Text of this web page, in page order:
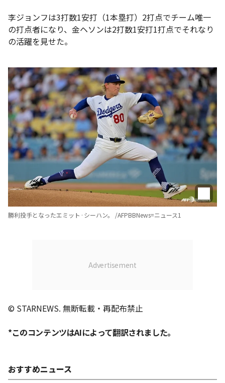
李ジョンフは3打数1安打（1本塁打）2打点でチーム唯一
の打点者になり、金ヘソンは2打数1安打1打点でそれなり
の活躍を見せた。
勝利投手となったエミット·シーハン。 /AFPBBNews=ニュース1
© STARNEWS. 無断転載・再配布禁止
*このコンテンツはAIによって翻訳されました。
おすすめニュース